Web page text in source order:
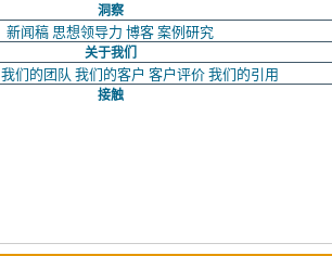
洞察
新闻稿 思想领导力 博客案例研究
关于我们
我们的团队 我们的客户 客户评价我们的引用
接触